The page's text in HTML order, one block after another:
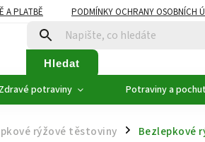
A PLATBĚ PODMÍNKY OCHRANY OSOBNÍCH
POTRAVINY NOVINKY AKCE, SLEVY
Hledat
Zdravé potraviny Potraviny a
rýžové těstoviny / Bezlepkové